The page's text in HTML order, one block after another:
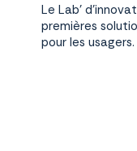
Le Lab’
premières
pour les usagers.